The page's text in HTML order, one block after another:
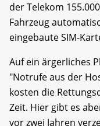
der Telekom
Fahrzeug
eingebaute SIM-
Auf ein ärgerliches
"Notrufe aus der
kosten die
Zeit. Hier gibt es
vor zwei Jahren